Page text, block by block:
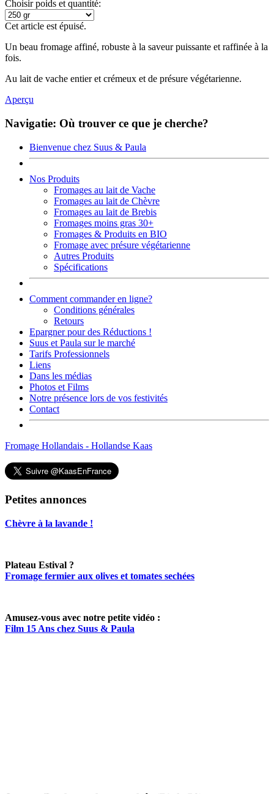
Choisir poids et quantité:
Cet article est épuisé.
Un beau fromage affiné, robuste à la saveur puissante et raffinée à la
fois.
Au lait de vache entier et crémeux et de présure végétarienne.
Aperçu
Navigatie: Où trouver ce que je cherche?
Bienvenue chez Suus & Paula
Nos Produits
Fromages au lait de Vache
Fromages au lait de Chèvre
Fromages au lait de Brebis
Fromages moins gras 30+
Fromages & Produits en BIO
Fromage avec présure végétarienne
Autres Produits
Spécifications
Comment commander en ligne?
Conditions générales
Retours
Epargner pour des Réductions !
Suus et Paula sur le marché
Tarifs Professionnels
Liens
Dans les médias
Photos et Films
Notre présence lors de vos festivités
Contact
Fromage Hollandais - Hollandse Kaas
Petites annonces
Chèvre à la lavande !
Plateau Estival ?
Fromage fermier aux olives et tomates sechées
Amusez-vous avec notre petite vidéo :
Film 15 Ans chez Suus & Paula